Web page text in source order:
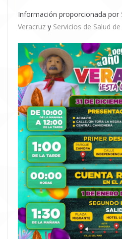
Información proporcionada por
Veracruz y Servicios de Salud